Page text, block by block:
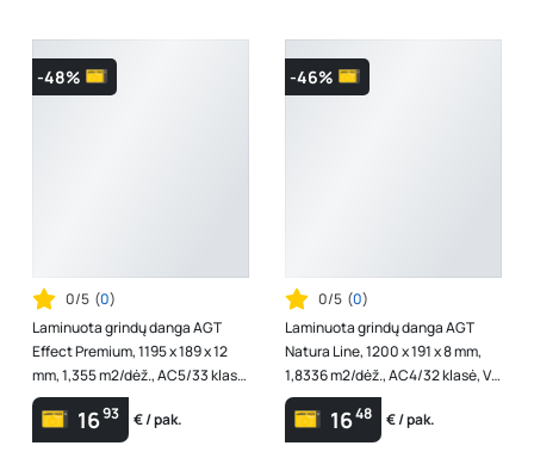
-48%
0/5 (0)
Laminuota grindų danga AGT
Effect Premium, 1195 x 189 x 12
mm, 1,355 m2/dėž., AC5/33 klasė,
V4, spl. "Nirvana"
1693 € / pak.
-46%
0/5 (0)
Laminuota grindų danga AGT
Natura Line, 1200 x 191 x 8 mm,
1,8336 m2/dėž., AC4/32 klasė, V4,
spl. ąžuolas "Ilgaz"
1648 € / pak.